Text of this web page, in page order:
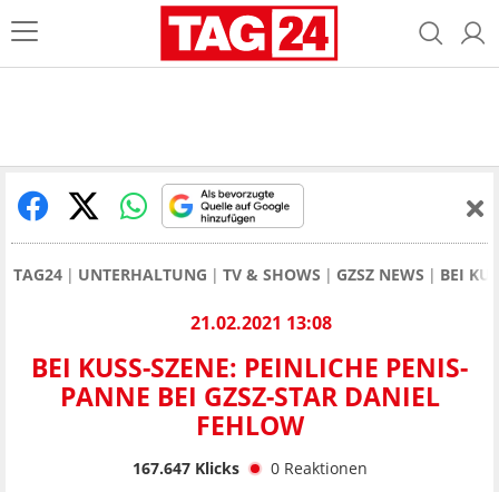
TAG24 UNTERHALTUNG TV & SHOWS GZSZ NEWS BEI
21.02.2021 13:08
BEI KUSS-SZENE: PEINLICHE PENIS-
PANNE BEI GZSZ-STAR DANIEL
FEHLOW
167.647Klicks 0 Reaktionen